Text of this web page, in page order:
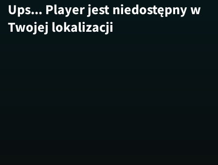
Ups... Player jest niedostępny w
Twojej lokalizacji